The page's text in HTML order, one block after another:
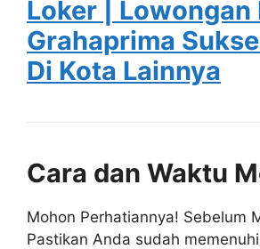
Loker | Lowongan
Grahaprima
Di Kota Lainnya
Cara dan Waktu
Mohon Perhatiannya! Sebelum
Pastikan Anda sudah